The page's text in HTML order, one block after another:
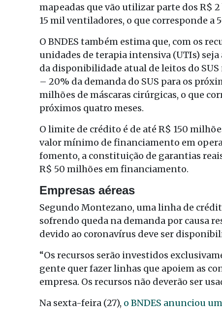
mapeadas que vão utilizar parte dos R$
15 mil ventiladores, o que corresponde a
O BNDES também estima que, com os
unidades de terapia intensiva (UTIs)
da disponibilidade atual de leitos do
– 20% da demanda do SUS para os
milhões de máscaras cirúrgicas, o que
próximos quatro meses.
O limite de crédito é de até R$ 150
valor mínimo de financiamento em
fomento, a constituição de garantias
R$ 50 milhões em financiamento.
Empresas aéreas
Segundo Montezano, uma linha de
sofrendo queda na demanda por causa
devido ao coronavírus deve ser
“Os recursos serão investidos
gente quer fazer linhas que apoiem as
empresa. Os recursos não deverão ser
Na sexta-feira (27), o BNDES anunciou